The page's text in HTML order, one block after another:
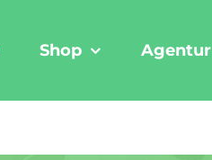
Shop Agentur